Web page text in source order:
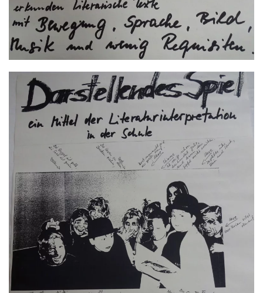
GROSS